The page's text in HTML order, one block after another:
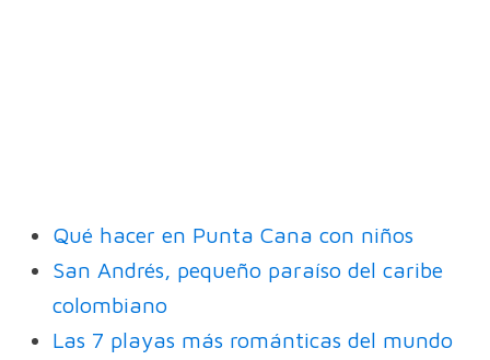
Qué hacer en Punta Cana con niños
San Andrés, pequeño paraíso del caribe
colombiano
Las 7 playas más románticas del mundo